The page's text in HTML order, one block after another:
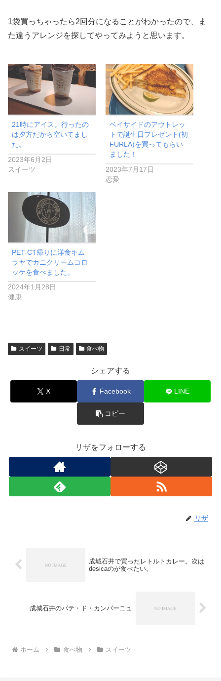
1袋買っちゃったら2回分になることがわかったので、ま
た違うアレンジを探してやってみようと思います。
21時にアイス。行ったの
は夕方だから空いてまし
た。
2023年6月2日
スイーツ
ベイサイドのアウトレッ
トで誕生日プレゼント(初
FURLA)を買ってもらい
ました！
2023年7月17日
恋愛
PET-CT帰りに洋食キム
ラヤでカニクリームコロ
ッケを食べました。
2024年1月28日
健康
スイーツ 日常 食べ物
シェアする
X Facebook LINE
コピー
リザをフォローする
リザ
成城石井で買ったレトルトカレー。次は
desicaのが食べたい。
成城石井のパテ・ド・カンパーニュ
ホーム 食べ物 スイーツ